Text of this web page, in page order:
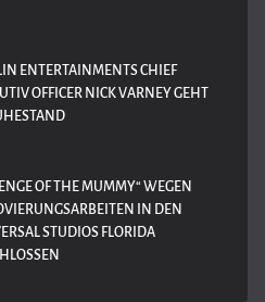
ENTERTAINMENTS CHIEF
OFFICER NICK VARNEY GEHT
OF THE MUMMY“ WEGEN
IN DEN
STUDIOS FLORIDA